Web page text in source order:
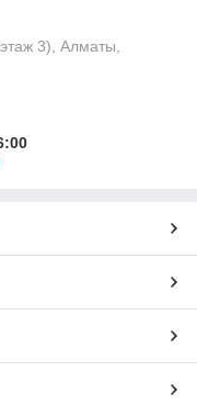
3), Алматы,